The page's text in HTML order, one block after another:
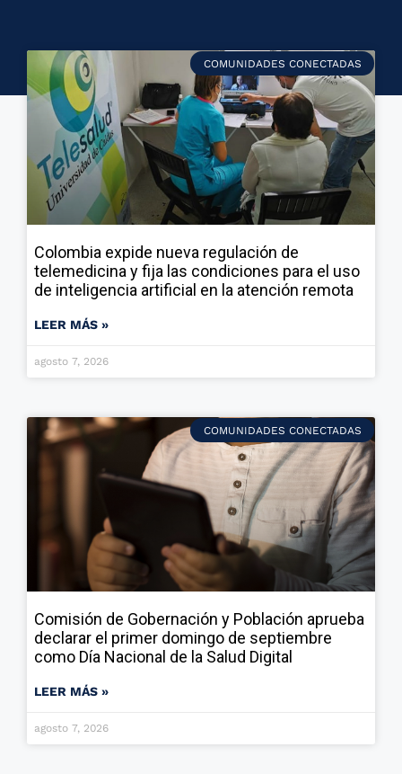
COMUNIDADES CONECTADAS
Colombia expide nueva regulación de
telemedicina y fija las condiciones para el uso
de inteligencia artificial en la atención remota
LEER MÁS »
agosto 7, 2026
COMUNIDADES CONECTADAS
Comisión de Gobernación y Población aprueba
declarar el primer domingo de septiembre
como Día Nacional de la Salud Digital
LEER MÁS »
agosto 7, 2026